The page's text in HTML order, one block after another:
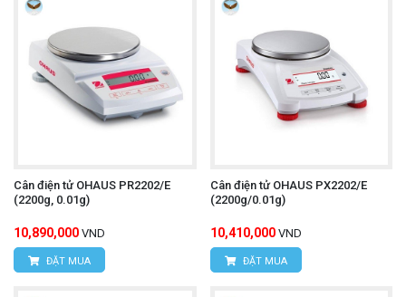
Cân điện tử OHAUS PR2202/E
(2200g, 0.01g)
10,890,000 VND
ĐẶT MUA
Cân điện tử OHAUS PX2202/E
(2200g/0.01g)
10,410,000 VND
ĐẶT MUA